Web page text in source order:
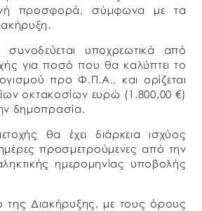
προσφορά, σύμφωνα με τα
υποχρεωτικά από
για ποσό που θα καλύπτει το
προ Φ.Π.Α., και ορίζεται
οκτακοσίων ευρώ (1.800,00 €)
δημοπρασία.
θα έχει διάρκεια ισχύος
προσμετρούμενες από την
ημερομηνίας υποβολής
της Διακήρυξης, με τους όρους